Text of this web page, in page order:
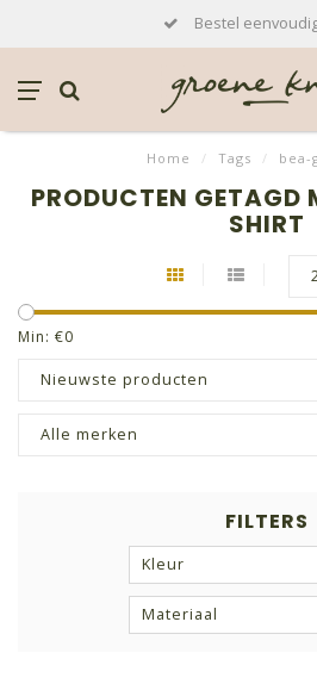
Bestel
Home / Tags / bea-
PRODUCTEN GETAGD
SHIRT
Min: €0
Nieuwste producten
Alle merken
FILTERS
Kleur
Materiaal